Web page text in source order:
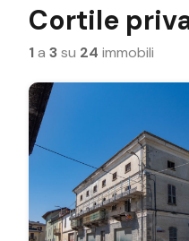
Cortile
1a 3su 24 immobili